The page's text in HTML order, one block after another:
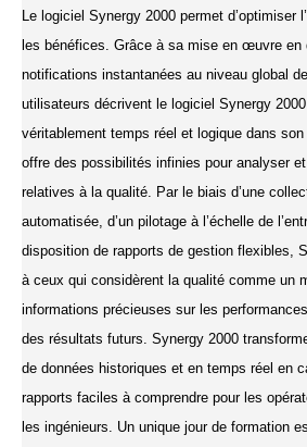
Le logiciel Synergy 2000 permet d’optimiser
les bénéfices. Grâce à sa mise en œuvre en
notifications instantanées au niveau global
utilisateurs décrivent le logiciel Synergy
véritablement temps réel et logique dans
offre des possibilités infinies pour analyser
relatives à la qualité. Par le biais d’une
automatisée, d’un pilotage à l’échelle de
disposition de rapports de gestion flexibles,
à ceux qui considèrent la qualité comme un
informations précieuses sur les
des résultats futurs. Synergy 2000
de données historiques et en temps réel en
rapports faciles à comprendre pour les
les ingénieurs. Un unique jour de formation